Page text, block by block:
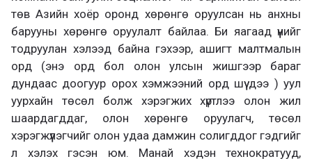
төв Азийн хоёр оронд хөрөнгө оруулсан нь анхны
барууны хөрөнгө оруулалт байлаа. Би яагаад үүнийг
тодруулан хэлээд байна гэхээр, ашигт малтмалын
орд (энэ орд бол олон улсын жишгээр бараг
дундаас доогуур орох хэмжээний орд шүү дээ ) уул
уурхайн төсөл болж хэрэгжих хүртлээ олон жил
шаардагддаг, олон хөрөнгө оруулагч, төсөл
хэрэгжүүлэгчийг олон удаа дамжин солигддог гэдгийг
л хэлэх гэсэн юм. Манай хэдэн технократууд,